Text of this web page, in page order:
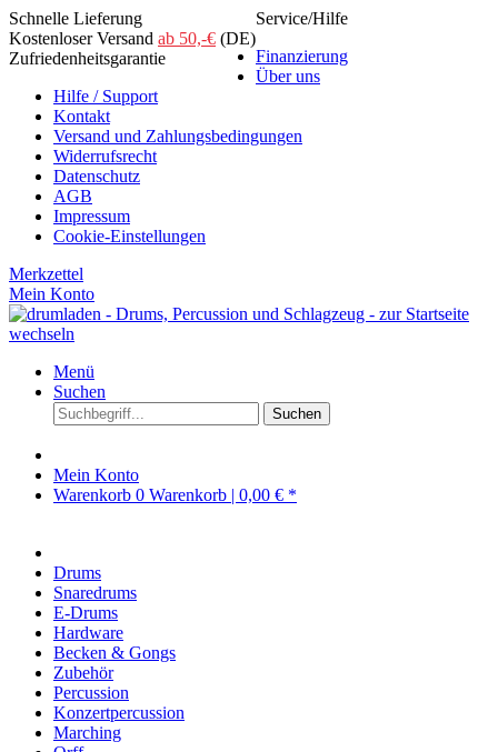
Schnelle Lieferung
Kostenloser Versand ab 50,-€ (DE)
Zufriedenheitsgarantie
Service/Hilfe
Finanzierung
Über uns
Hilfe / Support
Kontakt
Versand und Zahlungsbedingungen
Widerrufsrecht
Datenschutz
AGB
Impressum
Cookie-Einstellungen
Merkzettel
Mein Konto
Menü
Suchen
Suchen
Mein Konto
Warenkorb 0 Warenkorb | 0,00 € *
Drums
Snaredrums
E-Drums
Hardware
Becken & Gongs
Zubehör
Percussion
Konzertpercussion
Marching